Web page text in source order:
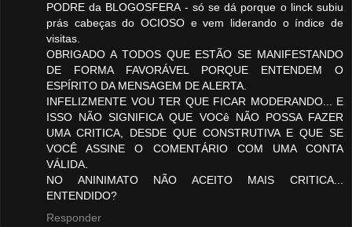
PODRE da BLOGOSFERA - só se dá porque o linck subiu
prás cabeças do OCIOSO e vem liderando o índice de
visitas.
OBRIGADO A TODOS QUE ESTÃO SE MANIFESTANDO
DE FORMA FAVORÁVEL PORQUE ENTENDEM O
ESPÍRITO DA MENSAGEM DE ALERTA.
INFELIZMENTE VOU TER QUE FICAR MODERANDO... E
ISSO NÃO SIGNIFICA QUE VOCê NÃO POSSA FAZER
UMA CRITICA, DESDE QUE CONSTRUTIVA E QUE SE
VOCÊ ASSINE O COMENTÁRIO COM UMA CONTA
VÁLIDA.
NO ANINIMATO NÃO ACEITO MAIS CRITICA...
ENTENDIDO?
Responder